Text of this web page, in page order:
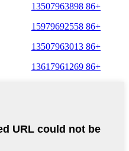
+86 13507963898
+86 15979692558
+86 13507963013
+86 13617961269